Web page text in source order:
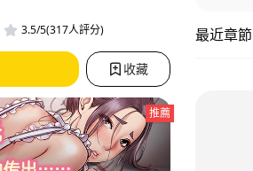
3.5/5(317人評分)
收藏
推薦
最近章節